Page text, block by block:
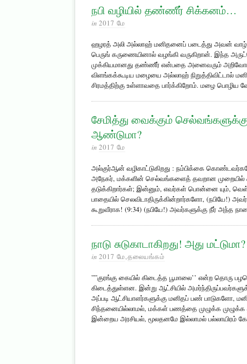
நபி வழியில் தண்ணீர் சிக்கனம்…
in 2017 மே
ஹழரத் அலி அல்லாஹ் மனிதனைப் படைத்து அவன்
பெருங் கருணையினால் வழங்கி வருகிறான். இந்த
முக்கியமானது தண்ணீர் என்பதை அனைவரும்
விளங்கக்கூடிய மழையை அல்லாஹ் நிறுத்திவிட்டால்
சிரமத்திற்கு உள்ளாவதை பார்க்கிறோம். மழை
சேமித்து வைக்கும்
ஆண்டுமா?
in 2017 மே
அல்குர்ஆன் வழிகாட்டுகிறது : நம்பிக்கை
அநேகர், மக்களின் செல்வங்களைத் தவறான முறையில்
தடுக்கிறார்கள்; இன்னும், எவர்கள் பொன்னை யும்,
பாதையில் செலவிடாதிருக்கின்றார்களோ, (நபியே!)
கூறுவீராக! (9:34) (நபியே!) அவர்களுக்கு நீர் அந்த
நாடு சுடுகாடாகிறது! அது
in 2017 மே,தலையங்கம்
””குரங்கு கையில் கிடைத்த பூமாலை’’ என்ற தொரு
கிடைத்துள்ளன. இன்று ஆட்சியில்
அப்படி ஆட்சியாளர்களுக்கு மனிதப் பண் பாடுகளோ,
சிந்தனையில்லாமல், மக்கள் பணத்தை முழுக்க முழுக்க
இன்றைய அரசியல், மூலதனமே இல்லாமல் பல்லாயிரம்